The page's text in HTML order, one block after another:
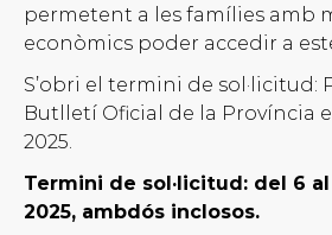
permetent a les famílies amb
econòmics poder accedir a
S’obri el termini de sol·licitud:
Butlletí Oficial de la Província
2025.
Termini de sol·licitud: del 6
2025, ambdós inclosos.